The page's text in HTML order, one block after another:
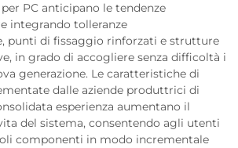
PC anticipano le tendenze
integrando tolleranze
punti di fissaggio rinforzati e strutture
in grado di accogliere senza difficoltà i
generazione. Le caratteristiche di
dalle aziende produttrici di
esperienza aumentano il
del sistema, consentendo agli utenti
componenti in modo incrementale